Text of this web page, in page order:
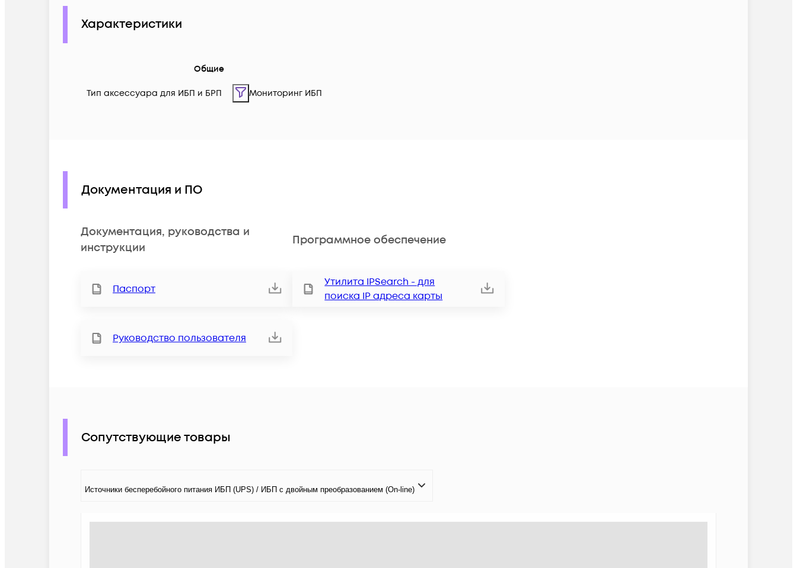
Характеристики
Общие
Тип аксессуара для ИБП и БРП Мониторинг ИБП
Документация и ПО
Документация, руководства и
инструкции
Паспорт
Руководство пользователя
Программное обеспечение
Утилита IPSearch - для
поиска IP адреса карты
Сопутствующие товары
Источники бесперебойного питания ИБП (UPS) / ИБП с двойным преобразованием (On-line)